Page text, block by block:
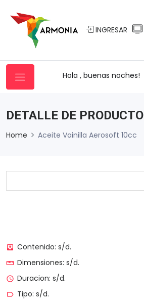
INGRESAR
Hola , buenas noches!
DETALLE DE PRODUCTO
Home Aceite Vainilla Aerosoft 10cc
move_to_inbox Contenido: s/d.
straighten Dimensiones: s/d.
access_time Duracion: s/d.
label_outline Tipo: s/d.